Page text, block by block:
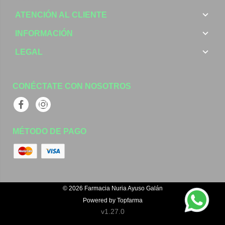
ATENCIÓN AL CLIENTE
INFORMACIÓN
LEGAL
CONÉCTATE CON NOSOTROS
FacebookInstagram
MÉTODO DE PAGO
© 2026 Farmacia Nuria Ayuso Galán
Powered by Topfarma
v1.27.0